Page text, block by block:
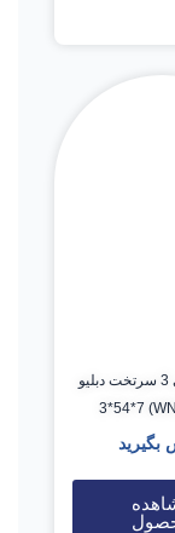
فرز انگشتی 3 سرتخت دبلیو
بگیرید